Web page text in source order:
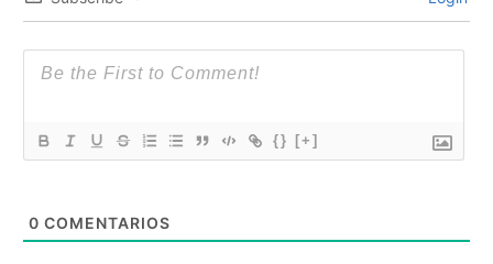
{} [+]
0 COMENTARIOS